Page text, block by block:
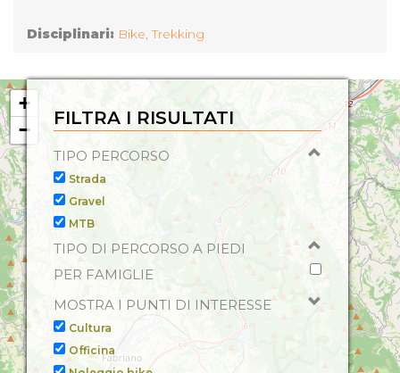
Disciplinari: Bike,Trekking
+
−
FILTRA I RISULTATI
TIPO PERCORSO
Strada
Gravel
MTB
TIPO DI PERCORSO A PIEDI
PER FAMIGLIE
MOSTRA I PUNTI DI INTERESSE
Cultura
Officina